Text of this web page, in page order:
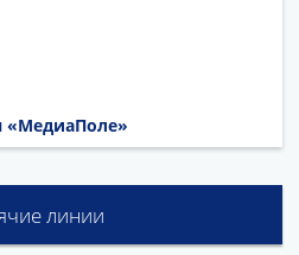
«МедиаПоле»
линии